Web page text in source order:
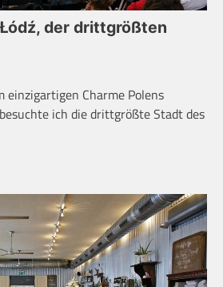
der drittgrößten
einzigartigen Charme Polens
ich die drittgrößte Stadt des